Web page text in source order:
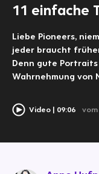
11 einfache
Liebe Pioneers,
jeder braucht
Denn gute
Wahrnehmung von
Video 09:06 vom